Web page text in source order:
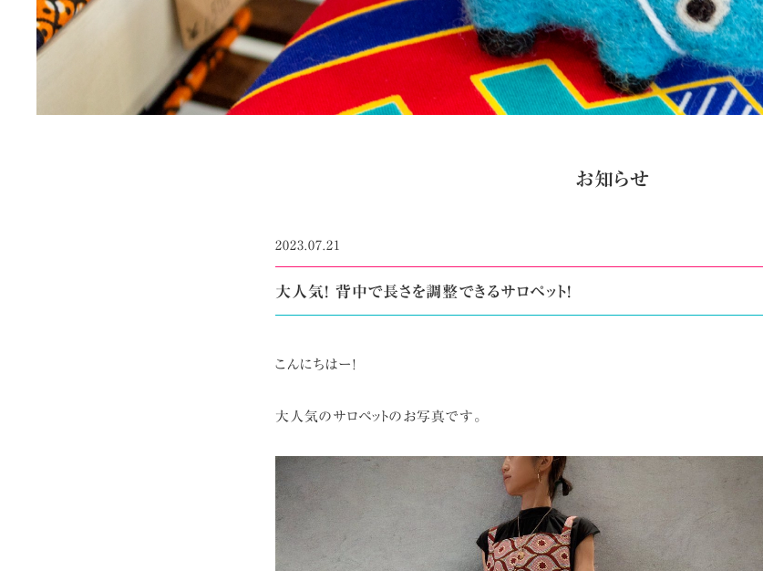
お知らせ
2023.07.21
大人気! 背中で長さを調整できるサロペット!
こんにちはー!
大人気のサロペットのお写真です。